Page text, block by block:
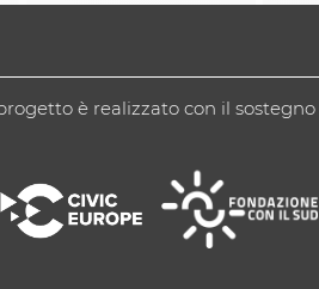
è realizzato con il sostegno